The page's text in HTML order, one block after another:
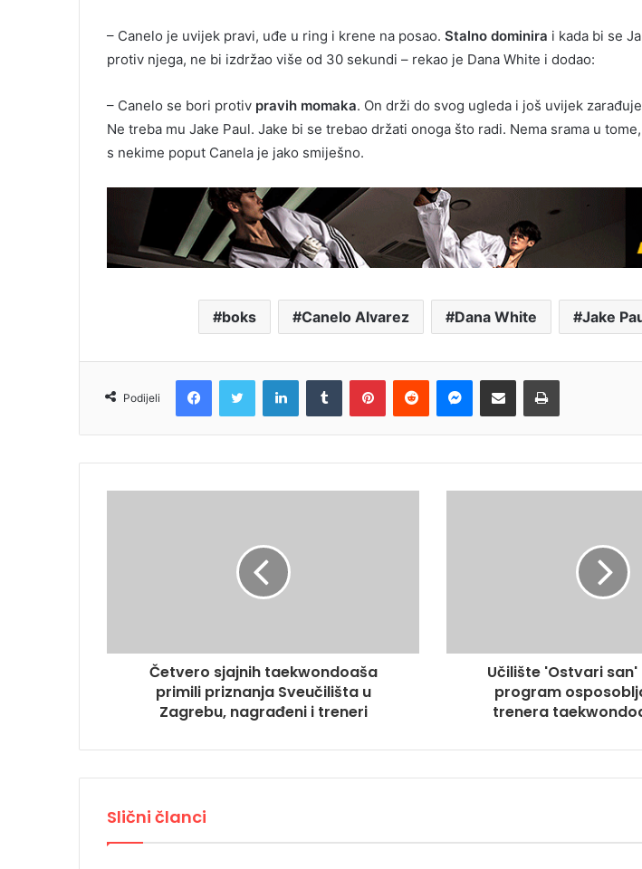
– Canelo je uvijek pravi, uđe u ring i krene na posao. Stalno dominira i kada bi se
protiv njega, ne bi izdržao više od 30 sekundi – rekao je Dana White i dodao:
– Canelo se bori protiv pravih momaka. On drži do svog ugleda i još uvijek
Ne treba mu Jake Paul. Jake bi se trebao držati onoga što radi. Nema srama u
s nekime poput Canela je jako smiješno.
boks Canelo Alvarez Dana White Jake
Podijeli
FacebookTwitter LinkedInTumblr PinterestReddit MessengerPodijeli e-mailom Ispis
Četvero sjajnih taekwondoaša
primili priznanja Sveučilišta u
Zagrebu, nagrađeni i treneri
Učilište 'Ostvari
program
trenera
Slični članci